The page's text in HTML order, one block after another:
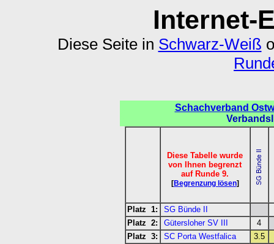
Internet-
Diese Seite in Schwarz-Weiß
Schachverband
Diese Tabelle wurde
von Ihnen begrenzt
auf Runde 9.
[Begrenzung lösen]
Platz 1:
SG Bünde II
Platz 2:
Gütersloher SV III
4
Platz 3:
SC Porta Westfalica
3.5